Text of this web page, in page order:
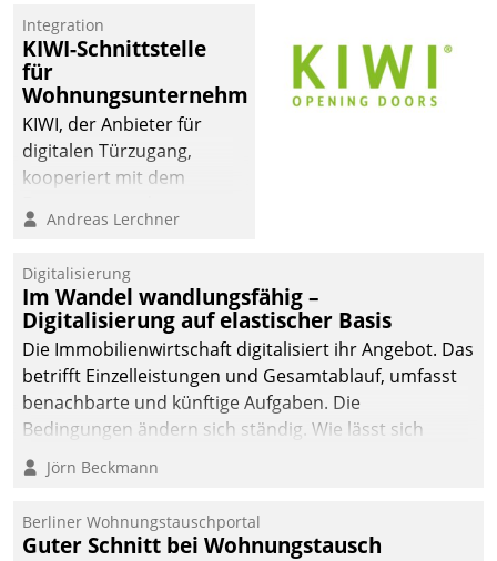
Datatrain. Die meravis
Wohnungsbau- und
Immobilien GmbH hat
sich dabei für den Betrieb
der Lösung über die SAP
Cloud Platform
Unternehmen am
Integration
KIWI-Schnittstelle
für
Wohnungsunternehmen
KIWI, der Anbieter für
digitalen Türzugang,
kooperiert mit dem
Softwareentwicklungshaus
Andreas Lerchner
Digitalisierung
Im Wandel wandlungsfähig –
Digitalisierung auf elastischer Basis
Die Immobilienwirtschaft digitalisiert ihr Angebot. Das
betrifft Einzelleistungen und Gesamtablauf, umfasst
benachbarte und künftige Aufgaben. Die
Bedingungen ändern sich ständig. Wie lässt sich
technisch die Kontrolle wahren und zugleich Freiraum
fürs Wachsen öffnen?
Jörn Beckmann
Berliner Wohnungstauschportal
Guter Schnitt bei Wohnungstausch